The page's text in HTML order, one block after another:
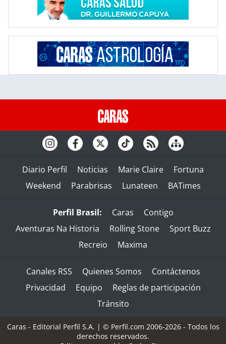
Diario Perfil Noticias Marie Claire
Fortuna
Weekend
Parabrisas Lunateen BATimes
Perfil Brasil: Caras
Contigo
Aventuras Na Historia
Rolling Stone
Sport Buzz
Recreio
Maxima
Canales RSS Quienes Somos
Contáctenos
Privacidad
Equipo
Reglas de participación
Tránsito
Caras - Editorial Perfil S.A. | © Perfil.com 2006-2026 - Todos los
derechos reservados.